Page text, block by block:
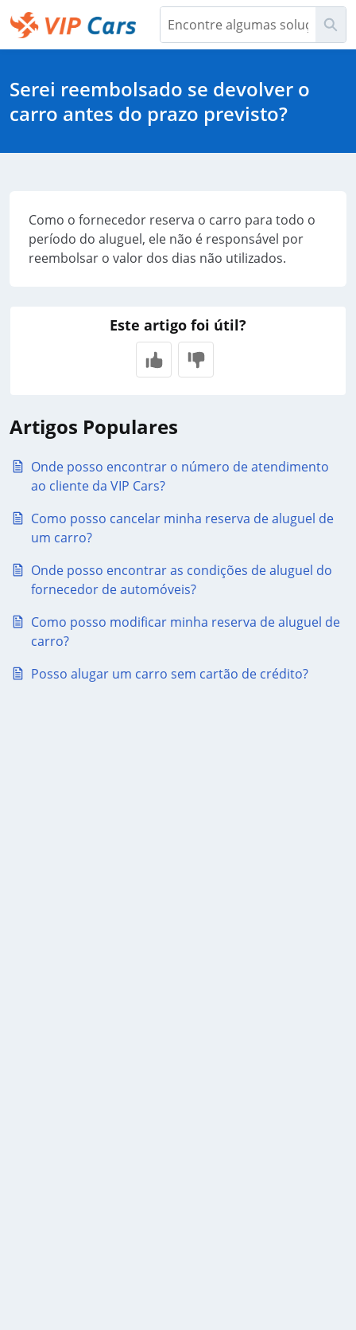
Pular
para
Serei reembolsado se devolver o
carro antes do prazo previsto?
Como o fornecedor reserva o carro para todo o
período do aluguel, ele não é responsável por
reembolsar o valor dos dias não utilizados.
Este artigo foi útil?
Artigos Populares
Onde posso encontrar o número de atendimento
ao cliente da VIP Cars?
Como posso cancelar minha reserva de aluguel de
um carro?
Onde posso encontrar as condições de aluguel do
fornecedor de automóveis?
Como posso modificar minha reserva de aluguel de
carro?
Posso alugar um carro sem cartão de crédito?